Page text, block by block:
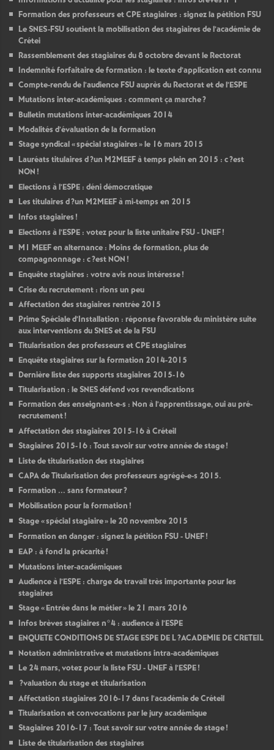
Formation des professeurs etCPEstagiaires : signez la pétition FSU
LeSNES-FSUsoutient la mobilisation des stagiaires de l’académie de
Crétei
Rassemblement des stagiaires du 8 octobre devant le Rectorat
Indemnité forfaitaire de formation : le texte d’application est connu
Compte-rendu de l’audienceFSUauprès du Rectorat et de l’ESPE
Mutations inter-académiques : comment ça marche?
Bulletin mutations inter-académiques 2014
Modalités d’évaluation de la formation
Stage syndical «spécial stagiaires» le 16 mars 2015
Lauréats titulaires d?un M2MEEFà temps plein en 2015 : c?est
NON !
Elections à l’ESPE : déni démocratique
Les titulaires d?un M2MEEFà mi-temps en 2015
Infos stagiaires !
Elections à l’ESPE : votez pour la liste unitaireFSU-UNEF!
M1 MEEFen alternance : Moins de formation, plus de
compagnonnage : c?estNON !
Enquête stagiaires : votre avis nous intéresse!
Crise du recrutement : rions un peu
Affectation des stagiaires rentrée 2015
Prime Spéciale d’Installation : réponse favorable du ministère suite
aux interventions duSNESet de laFSU
Titularisation des professeurs etCPEstagiaires
Enquête stagiaires sur la formation 2014-2015
Dernière liste des supports stagiaires 2015-16
Titularisation : leSNESdéfend vos revendications
Formation des enseignant-e-s : Non à l’apprentissage, oui au pré-
recrutement!
Affectation des stagiaires 2015-16 à Créteil
Stagiaires 2015-16 : Tout savoir sur votre année de stage!
Liste de titularisation des stagiaires
CAPAde Titularisation des professeurs agrégé-e-s 2015.
Formation ... sans formateur?
Mobilisation pour la formation !
Stage «spécial stagiaire» le 20 novembre 2015
Formation en danger : signez la pétition FSU-UNEF!
EAP : à fond la précarité!
Mutations inter-académiques
Audience à l’ESPE : charge de travail très importante pour les
stagiaires
Stage «Entrée dans le métier» le 21 mars 2016
Infos brèves stagiaires n°4 : audience à l’ESPE
ENQUETECONDITIONS DESTAGEESPE DEL?ACADEMIE DECRETEIL
Notation administrative et mutations intra-académiques
Le 24 mars, votez pour la listeFSU-UNEFà l’ESPE!
?valuation du stage et titularisation
Affectation stagiaires 2016-17 dans l’académie de Créteil
Titularisation et convocations par le jury académique
Stagiaires 2016-17 : Tout savoir sur votre année de stage!
Liste de titularisation des stagiaires